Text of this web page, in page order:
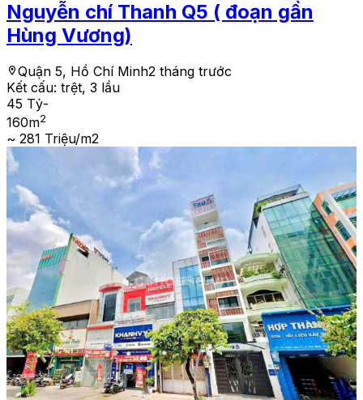
Nguyễn chí Thanh Q5 ( đoạn gần
Hùng Vương)
Quận 5, Hồ Chí Minh2 tháng trước
Kết cấu: trệt, 3 lầu
45 Tỷ-
160m2
~ 281 Triệu/m2